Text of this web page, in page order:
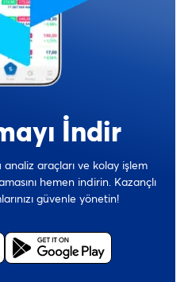
İndir
araçları ve kolay işlem
hemen indirin. Kazançlı
güvenle yönetin!